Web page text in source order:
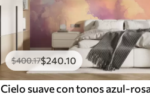
$400.17$240 .10
Cielo suave con tonos azul-